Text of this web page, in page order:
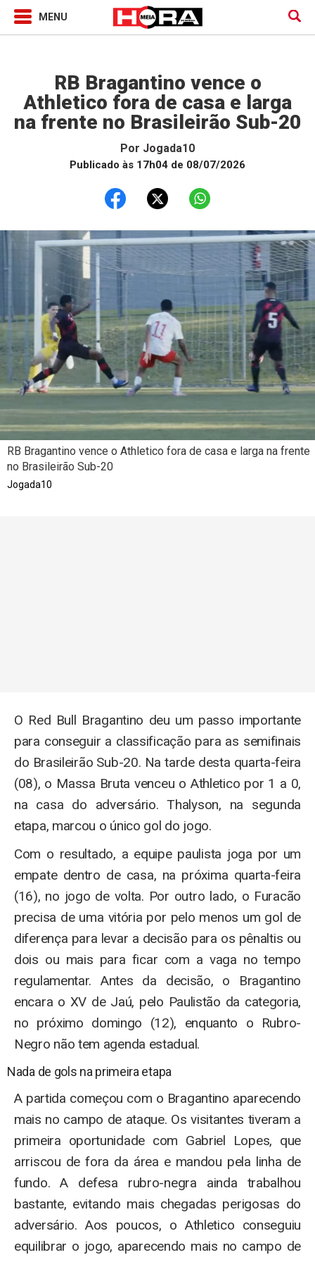
RB Bragantino vence o
Athletico fora de casa e larga
na frente no Brasileirão Sub-20
Por Jogada10
Publicado às 17h04 de 08/07/2026
RB Bragantino vence o Athletico fora de casa e larga na frente
no Brasileirão Sub-20
Jogada10
O Red Bull Bragantino deu um passo importante
para conseguir a classificação para as semifinais
do Brasileirão Sub-20. Na tarde desta quarta-feira
(08), o Massa Bruta venceu o Athletico por 1 a 0,
na casa do adversário. Thalyson, na segunda
etapa, marcou o único gol do jogo.
Com o resultado, a equipe paulista joga por um
empate dentro de casa, na próxima quarta-feira
(16), no jogo de volta. Por outro lado, o Furacão
precisa de uma vitória por pelo menos um gol de
diferença para levar a decisão para os pênaltis ou
dois ou mais para ficar com a vaga no tempo
regulamentar. Antes da decisão, o Bragantino
encara o XV de Jaú, pelo Paulistão da categoria,
no próximo domingo (12), enquanto o Rubro-
Negro não tem agenda estadual.
Nada de gols na primeira etapa
A partida começou com o Bragantino aparecendo
mais no campo de ataque. Os visitantes tiveram a
primeira oportunidade com Gabriel Lopes, que
arriscou de fora da área e mandou pela linha de
fundo. A defesa rubro-negra ainda trabalhou
bastante, evitando mais chegadas perigosas do
adversário. Aos poucos, o Athletico conseguiu
equilibrar o jogo, aparecendo mais no campo de